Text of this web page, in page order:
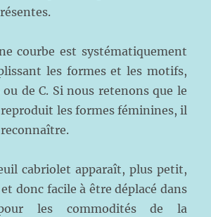
est systématiquement
les formes et les motifs,
de C. Si nous retenons que le
reproduit les formes féminines, il
apparaît, plus petit,
donc facile à être déplacé dans
les commodités de la